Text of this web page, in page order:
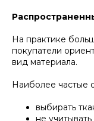
На практике
покупатели
вид материала.
Наиболее частые
выбирать
не